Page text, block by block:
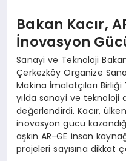
Bakan Kacır,
İnovasyon
Sanayi ve Teknoloji
Çerkezköy Organize
Makina İmalatçıları Birliği
yılda sanayi ve teknoloji
değerlendirdi. Kacır,
inovasyon gücü
aşkın AR-GE insan
projeleri sayısına dikkat